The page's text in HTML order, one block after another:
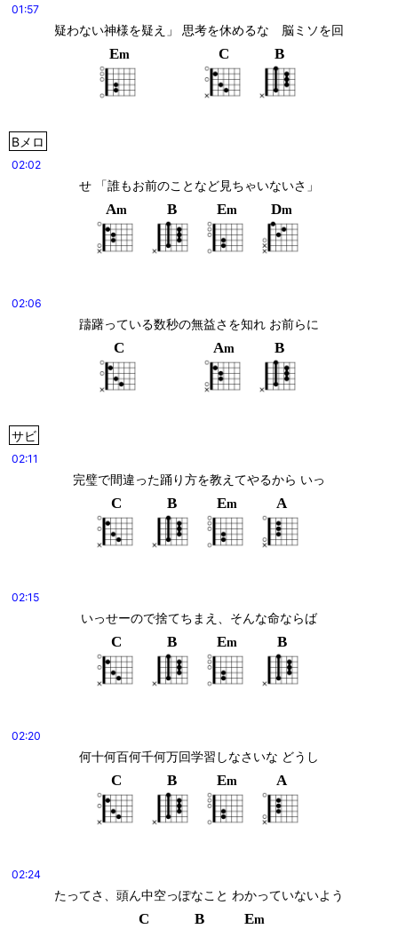
01:57
疑わない神様を疑え」 思考を休めるな　脳ミソを回
Em C B
Bメロ
02:02
せ 「誰もお前のことなど見ちゃいないさ」
Am B Em Dm
02:06
躊躇っている数秒の無益さを知れ お前らに
C Am B
サビ
02:11
完璧で間違った踊り方を教えてやるから いっ
C B Em A
02:15
いっせーので捨てちまえ、そんな命ならば
C B Em B
02:20
何十何百何千何万回学習しなさいな どうし
C B Em A
02:24
たってさ、頭ん中空っぽなこと わかっていないよう
C B Em